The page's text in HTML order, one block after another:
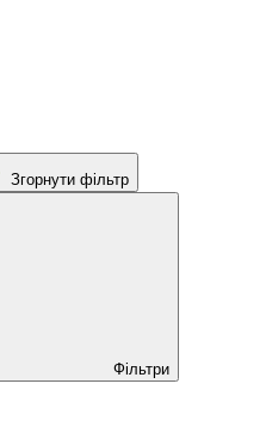
Згорнути фільтр
Фільтри